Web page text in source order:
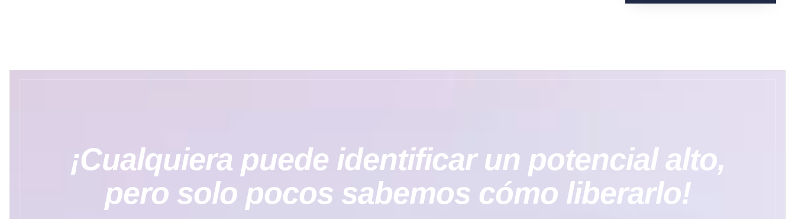
¡Cualquiera puede identificar un potencial alto,
pero solo pocos sabemos cómo liberarlo!